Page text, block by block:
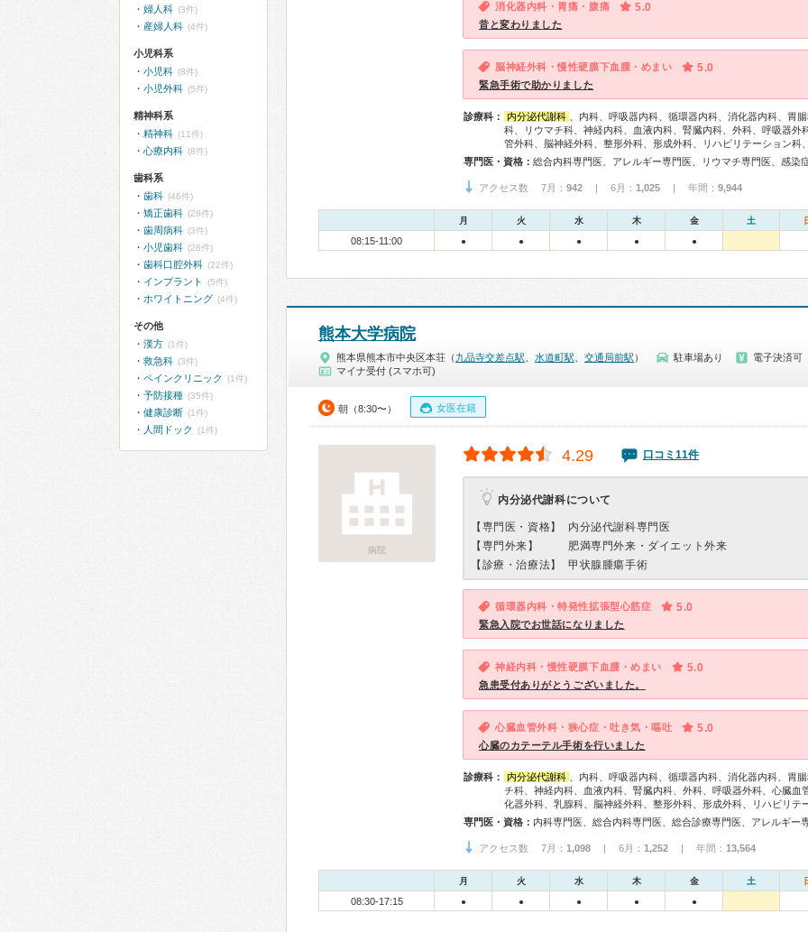
消化器内科・胃痛・腹痛 5.0
昔と変わりました
脳神経外科・慢性硬膜下血腫・めまい 5.0
緊急手術で助かりました
診療科： 内分泌代謝科
、内科、呼吸器内科、循環器内科、消化器内科、胃
科、リウマチ科、神経内科、血液内科、腎臓内科、外科、呼吸器外
管外科、脳神経外科、整形外科、形成外科、リハビリテーション科
専門医・資格：
アクセス数 7月： 942 | 6月： 1,025 | 年間： 9,944
月 火 水 木 金 土
08:15-11:00 ● ● ● ● ●
熊本大学病院
熊本県熊本市中央区本荘（ 九品寺交差点駅 水道町駅 交通局前駅 ） 駐車場あり
電子決済可
マイナ受付 (スマホ可)
朝（8:30〜） 女医在籍
病院
4.29 口コミ11件
内分泌代謝科について
【専門医・資格】
内分泌代謝科専門医
【専門外来】
肥満専門外来・ダイエット外来
【診療・治療法】
甲状腺腫瘍手術
循環器内科・特発性拡張型心筋症 5.0
緊急入院でお世話になりました
神経内科・慢性硬膜下血腫・めまい 5.0
急患受付ありがとうございました。
心臓血管外科・狭心症・吐き気・嘔吐 5.0
心臓のカテーテル手術を行いました
診療科： 内分泌代謝科
、内科、呼吸器内科、循環器内科、消化器内科、胃
チ科、神経内科、血液内科、腎臓内科、外科、呼吸器外科、心臓血
化器外科、乳腺科、脳神経外科、整形外科、形成外科、リハビリテ
専門医・資格：
アクセス数 7月： 1,098 | 6月： 1,252 | 年間： 13,564
月 火 水 木 金 土
08:30-17:15 ● ● ● ● ●
婦人科 (3件)
産婦人科 (4件)
小児科系
小児科 (8件)
小児外科 (5件)
精神科系
精神科 (11件)
心療内科 (8件)
歯科系
歯科 (46件)
矯正歯科 (28件)
歯周病科 (3件)
小児歯科 (28件)
歯科口腔外科 (22件)
インプラント (5件)
ホワイトニング (4件)
その他
漢方 (1件)
救急科 (3件)
ペインクリニック (1件)
予防接種 (35件)
健康診断 (1件)
人間ドック (1件)